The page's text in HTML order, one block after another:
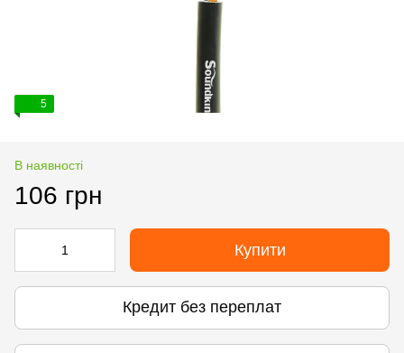
5
В наявності
106 грн
Купити
Кредит без переплат